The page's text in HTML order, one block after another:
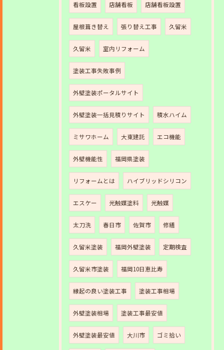
看板設置 店舗看板 店舗看板設置
屋根葺き替え 張り替え工事 久留米
久留米 室内リフォーム
塗装工事失敗事例
外壁塗装ポータルサイト
外壁塗装一括見積りサイト 積水ハイム
ミサワホーム 大東建託 エコ機能
外壁機能性 福岡県塗装
リフォームとは ハイブリッドシリコン
エスケー 光触媒塗料 光触媒
太刀洗 春日市 佐賀市 修繕
久留米塗装 福岡外壁塗装 定期検査
久留米市塗装 福岡10日恵比寿
縁起の良い塗装工事 塗装工事相場
外壁塗装相場 塗装工事最安値
外壁塗装最安値 大川市 ゴミ拾い